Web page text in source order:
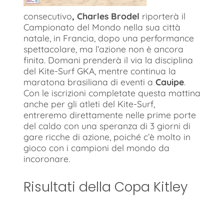
consecutivo, Charles Brodel riporterà il
Campionato del Mondo nella sua città
natale, in Francia, dopo una performance
spettacolare, ma l’azione non è ancora
finita. Domani prenderà il via la disciplina
del Kite-Surf GKA, mentre continua la
maratona brasiliana di eventi a Cauipe.
Con le iscrizioni completate questa mattina
anche per gli atleti del Kite-Surf,
entreremo direttamente nelle prime porte
del caldo con una speranza di 3 giorni di
gare ricche di azione, poiché c’è molto in
gioco con i campioni del mondo da
incoronare.
Risultati della Copa Kitley